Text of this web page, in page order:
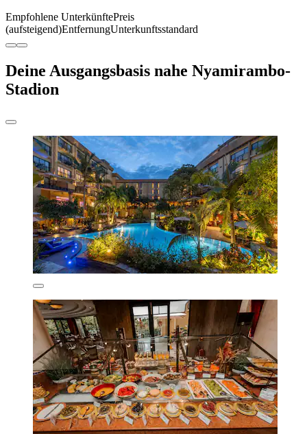
Empfohlene UnterkünftePreis
(aufsteigend)EntfernungUnterkunftsstandard
Deine Ausgangsbasis nahe Nyamirambo-
Stadion